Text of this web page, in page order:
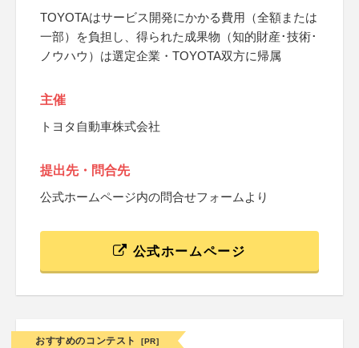
TOYOTAはサービス開発にかかる費用（全額または
一部）を負担し、得られた成果物（知的財産･技術･
ノウハウ）は選定企業・TOYOTA双方に帰属
主催
トヨタ自動車株式会社
提出先・問合先
公式ホームページ内の問合せフォームより
公式ホームページ
おすすめのコンテスト [PR]